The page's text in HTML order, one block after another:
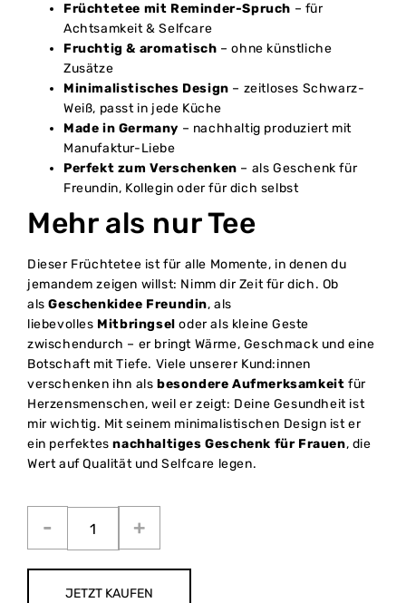
Früchtetee mit Reminder-Spruch – für
Achtsamkeit & Selfcare
Fruchtig & aromatisch – ohne künstliche
Zusätze
Minimalistisches Design – zeitloses Schwarz-
Weiß, passt in jede Küche
Made in Germany – nachhaltig produziert mit
Manufaktur-Liebe
Perfekt zum Verschenken – als Geschenk für
Freundin, Kollegin oder für dich selbst
Mehr als nur Tee
Dieser Früchtetee ist für alle Momente, in denen du
jemandem zeigen willst: Nimm dir Zeit für dich. Ob
alsGeschenkidee Freundin, als
liebevolles Mitbringsel oder als kleine Geste
zwischendurch – er bringt Wärme, Geschmack und eine
Botschaft mit Tiefe. Viele unserer Kund:innen
verschenken ihn als besondere Aufmerksamkeit für
Herzensmenschen, weil er zeigt: Deine Gesundheit ist
mir wichtig. Mit seinem minimalistischen Design ist er
ein perfektesnachhaltiges Geschenk für Frauen, die
Wert auf Qualität und Selfcare legen.
JETZT KAUFEN